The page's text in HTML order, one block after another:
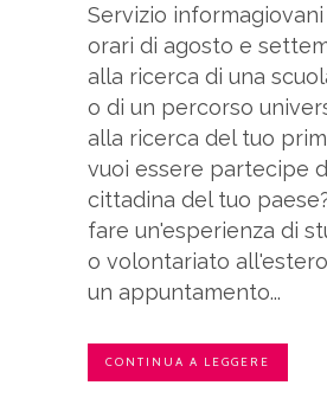
Servizio
orari di agosto e
alla ricerca di una
o di un percorso
alla ricerca del tuo
vuoi essere partecipe
cittadina del tuo
fare un'esperienza di
o volontariato
un appuntamento...
CONTINUA A LEGGERE